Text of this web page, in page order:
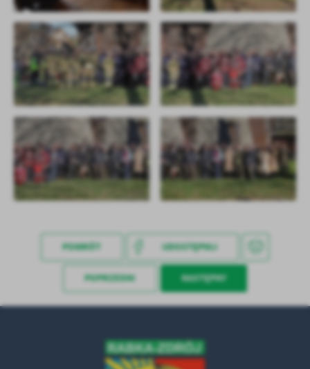
POWRÓT UDOSTĘPNIJ
POPRZEDNI NASTĘPNY